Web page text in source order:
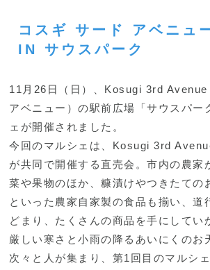
コスギ サード アベニュ
IN サウスパーク
11月26日（日）、Kosugi 3rd Avenue
アベニュー）の駅前広場「サウスパー
ェが開催されました。
今回のマルシェは、Kosugi 3rd
が共同で開催する直売会。市内の農家
菜や果物のほか、糠漬けやつきたての
といった農家自家製の食品も揃い、道
どまり、たくさんの商品を手にしてい
厳しい寒さと小雨の降るあいにくのお
次々と人が集まり、第1回目のマルシ